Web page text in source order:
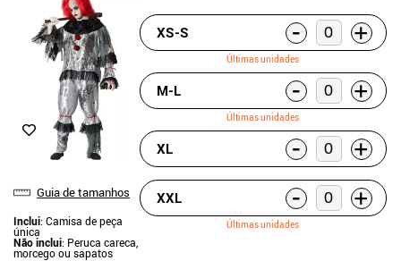
Guia de tamanhos
Inclui: Camisa de peça
única
Não inclui: Peruca careca,
morcego ou sapatos
XS-S - +
Últimas unidades
M-L - +
Últimas unidades
XL - +
XXL - +
Últimas unidades